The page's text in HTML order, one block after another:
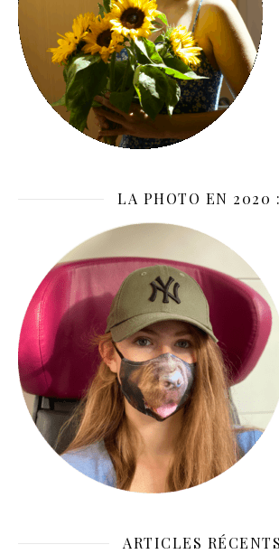
LA PHOTO EN 2020
ARTICLES RÉCENTS